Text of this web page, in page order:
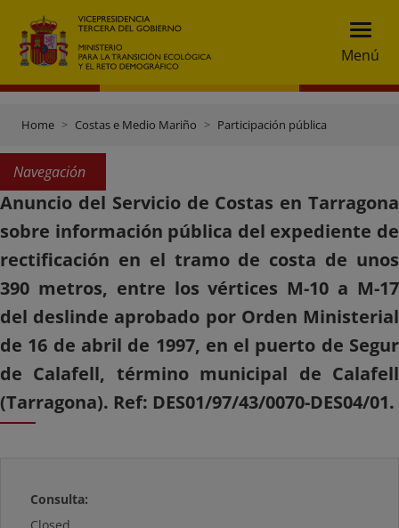
Menú
Home Costas e Medio Mariño Participación pública
Navegación
Anuncio del Servicio de Costas en Tarragona
sobre información pública del expediente de
rectificación en el tramo de costa de unos
390 metros, entre los vértices M-10 a M-17
del deslinde aprobado por Orden Ministerial
de 16 de abril de 1997, en el puerto de Segur
de Calafell, término municipal de Calafell
(Tarragona). Ref: DES01/97/43/0070-DES04/01.
Consulta: